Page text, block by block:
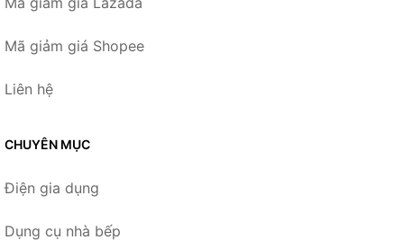
Mã giảm giá Shopee
Liên hệ
CHUYÊN MỤC
Điện gia dụng
Dụng cụ nhà bếp